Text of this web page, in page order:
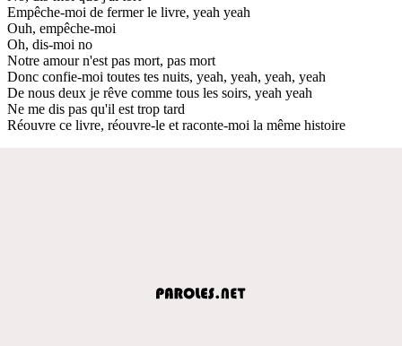
Empêche-moi de fermer le livre, yeah yeah
Ouh, empêche-moi
Oh, dis-moi no
Notre amour n'est pas mort, pas mort
Donc confie-moi toutes tes nuits, yeah, yeah, yeah, yeah
De nous deux je rêve comme tous les soirs, yeah yeah
Ne me dis pas qu'il est trop tard
Réouvre ce livre, réouvre-le et raconte-moi la même histoire